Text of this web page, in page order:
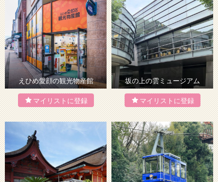
えひめ愛顔の観光物産館 坂の上の雲ミュージアム